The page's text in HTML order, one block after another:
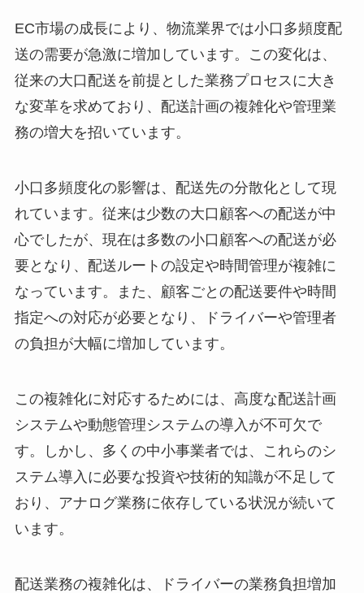
EC市場の成長により、物流業界では小口多頻度配
送の需要が急激に増加しています。この変化は、
従来の大口配送を前提とした業務プロセスに大き
な変革を求めており、配送計画の複雑化や管理業
務の増大を招いています。
小口多頻度化の影響は、配送先の分散化として現
れています。従来は少数の大口顧客への配送が中
心でしたが、現在は多数の小口顧客への配送が必
要となり、配送ルートの設定や時間管理が複雑に
なっています。また、顧客ごとの配送要件や時間
指定への対応が必要となり、ドライバーや管理者
の負担が大幅に増加しています。
この複雑化に対応するためには、高度な配送計画
システムや動態管理システムの導入が不可欠で
す。しかし、多くの中小事業者では、これらのシ
ステム導入に必要な投資や技術的知識が不足して
おり、アナログ業務に依存している状況が続いて
います。
配送業務の複雑化は、ドライバーの業務負担増加